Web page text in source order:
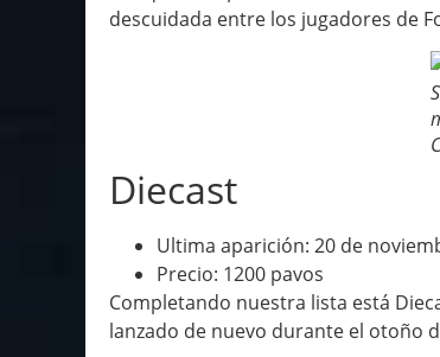
descuidada entre los jugadores de
Diecast
Ultima aparición: 20 de
Precio: 1200 pavos
Completando nuestra lista está
lanzado de nuevo durante el otoño